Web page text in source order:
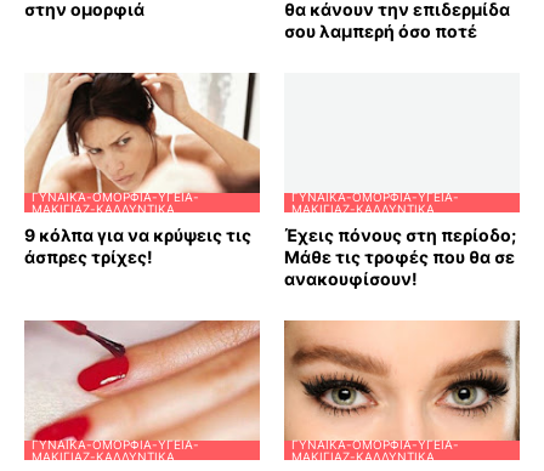
στην ομορφιά
θα κάνουν την επιδερμίδα
σου λαμπερή όσο ποτέ
ΓΥΝΑΊΚΑ-ΟΜΟΡΦΙΆ-ΥΓΕΊΑ-
ΜΑΚΙΓΙΆΖ-ΚΑΛΛΥΝΤΙΚΆ
9 κόλπα για να κρύψεις τις
άσπρες τρίχες!
ΓΥΝΑΊΚΑ-ΟΜΟΡΦΙΆ-ΥΓΕΊΑ-
ΜΑΚΙΓΙΆΖ-ΚΑΛΛΥΝΤΙΚΆ
Έχεις πόνους στη περίοδο;
Μάθε τις τροφές που θα σε
ανακουφίσουν!
ΓΥΝΑΊΚΑ-ΟΜΟΡΦΙΆ-ΥΓΕΊΑ-
ΜΑΚΙΓΙΆΖ-ΚΑΛΛΥΝΤΙΚΆ
ΓΥΝΑΊΚΑ-ΟΜΟΡΦΙΆ-ΥΓΕΊΑ-
ΜΑΚΙΓΙΆΖ-ΚΑΛΛΥΝΤΙΚΆ